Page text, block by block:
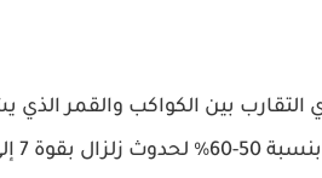
بين الكواكب والقمر الذي
المقبلة".